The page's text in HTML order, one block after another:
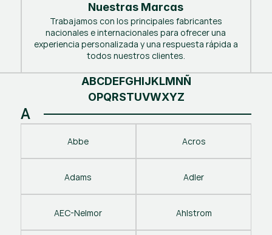
Nuestras Marcas
Trabajamos con los principales fabricantes
nacionales e internacionales para ofrecer una
experiencia personalizada y una respuesta rápida a
todos nuestros clientes.
A
Abbe Acros
Adams Adler
AEC-Nelmor Ahlstrom
ABCDEFGHIJKLMNÑ
OPQRSTUVWXYZ